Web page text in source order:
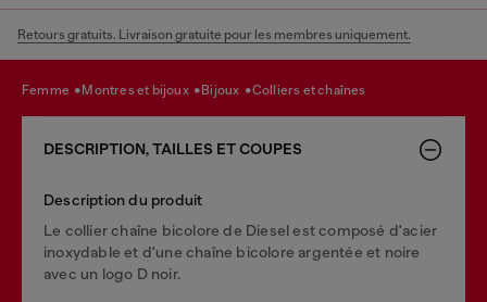
Retours gratuits. Livraison gratuite pour les membres uniquement.
femme montres et bijoux bijoux colliers et chaînes
DESCRIPTION, TAILLES ET COUPES
Description du produit
Le collier chaîne bicolore de Diesel est composé d'acier
inoxydable et d'une chaîne bicolore argentée et noire
avec un logo D noir.